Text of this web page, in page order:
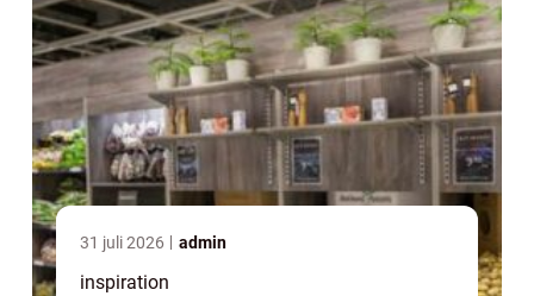
31 juli 2026 admin
inspiration